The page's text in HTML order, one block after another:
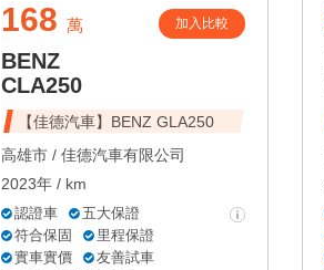
168 萬 加入比較
BENZ
CLA250
【佳德汽車】BENZ GLA250
高雄市 / 佳德汽車有限公司
2023年 / km
認證車
五大保證
符合保固
里程保證
實車實價
友善試車